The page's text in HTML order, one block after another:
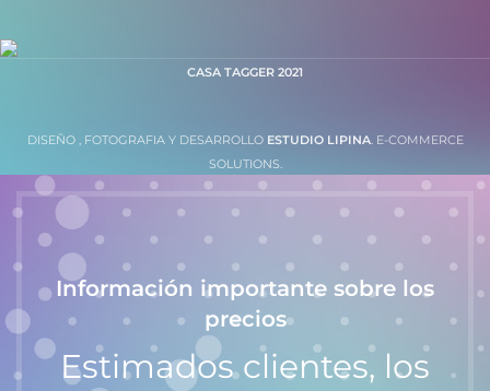
CASA TAGGER 2021
DISEÑO , FOTOGRAFIA Y DESARROLLO ESTUDIO LIPINA. E-COMMERCE
SOLUTIONS.
Información importante sobre los
precios
Estimados clientes, los